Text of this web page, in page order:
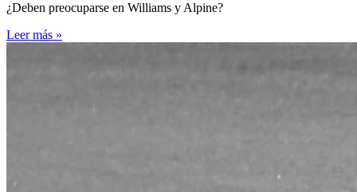
¿Deben preocuparse en Williams y Alpine?
Leer más »